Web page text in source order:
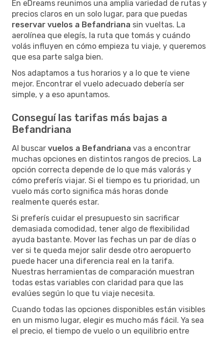
En eDreams reunimos una amplia variedad de rutas y
precios claros en un solo lugar, para que puedas
reservar vuelos a Befandriana sin vueltas. La
aerolínea que elegís, la ruta que tomás y cuándo
volás influyen en cómo empieza tu viaje, y queremos
que esa parte salga bien.
Nos adaptamos a tus horarios y a lo que te viene
mejor. Encontrar el vuelo adecuado debería ser
simple, y a eso apuntamos.
Conseguí las tarifas más bajas a
Befandriana
Al buscar vuelos a Befandriana vas a encontrar
muchas opciones en distintos rangos de precios. La
opción correcta depende de lo que más valorás y
cómo preferís viajar. Si el tiempo es tu prioridad, un
vuelo más corto significa más horas donde
realmente querés estar.
Si preferís cuidar el presupuesto sin sacrificar
demasiada comodidad, tener algo de flexibilidad
ayuda bastante. Mover las fechas un par de días o
ver si te queda mejor salir desde otro aeropuerto
puede hacer una diferencia real en la tarifa.
Nuestras herramientas de comparación muestran
todas estas variables con claridad para que las
evalúes según lo que tu viaje necesita.
Cuando todas las opciones disponibles están visibles
en un mismo lugar, elegir es mucho más fácil. Ya sea
el precio, el tiempo de vuelo o un equilibrio entre